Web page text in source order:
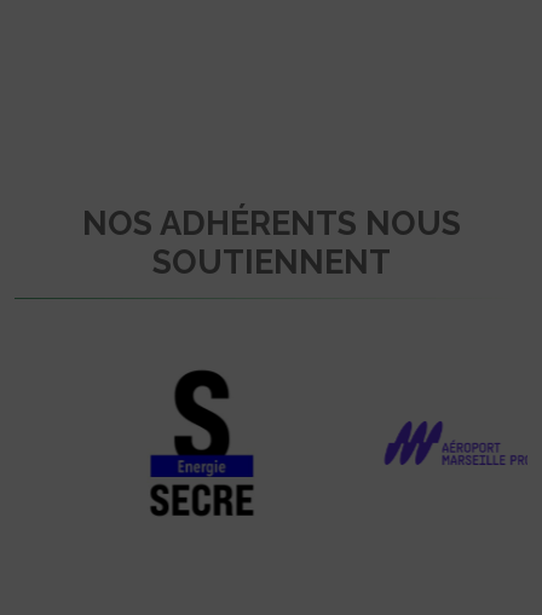
NOS ADHÉRENTS NOUS
SOUTIENNENT